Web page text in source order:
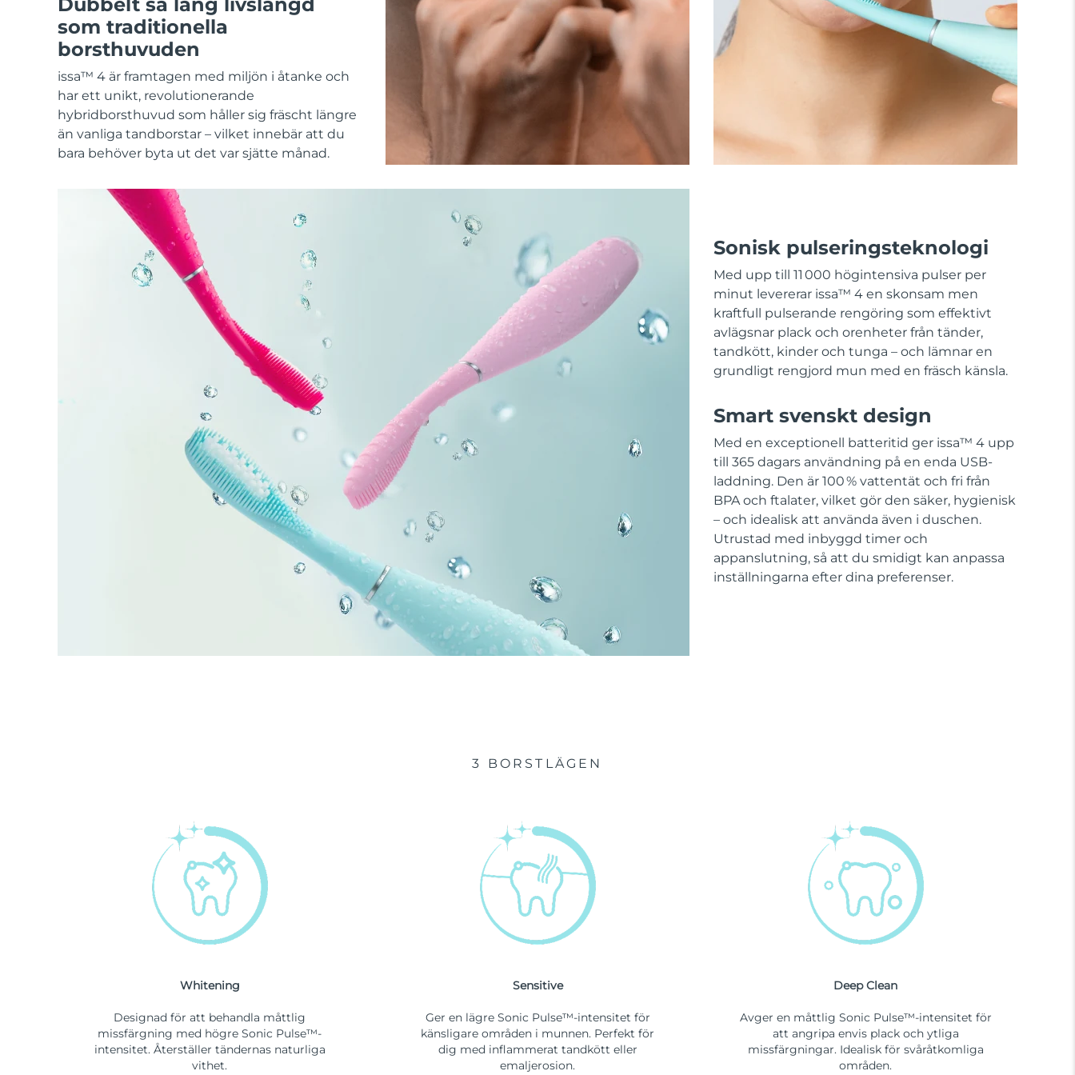
Dubbelt så lång livslängd
som traditionella
borsthuvuden
issa™ 4 är framtagen med miljön i åtanke och
har ett unikt, revolutionerande
hybridborsthuvud som håller sig fräscht längre
än vanliga tandborstar – vilket innebär att du
bara behöver byta ut det var sjätte månad.
Sonisk pulseringsteknologi
Med upp till 11 000 högintensiva pulser per
minut levererar issa™ 4 en skonsam men
kraftfull pulserande rengöring som effektivt
avlägsnar plack och orenheter från tänder,
tandkött, kinder och tunga – och lämnar en
grundligt rengjord mun med en fräsch känsla.
Smart svenskt design
Med en exceptionell batteritid ger issa™ 4 upp
till 365 dagars användning på en enda USB-
laddning. Den är 100 % vattentät och fri från
BPA och ftalater, vilket gör den säker, hygienisk
– och idealisk att använda även i duschen.
Utrustad med inbyggd timer och
appanslutning, så att du smidigt kan anpassa
inställningarna efter dina preferenser.
3 BORSTLÄGEN
Whitening
Designad för att behandla måttlig
missfärgning med högre Sonic Pulse™-
intensitet. Återställer tändernas naturliga
vithet.
Sensitive
Ger en lägre Sonic Pulse™-intensitet för
känsligare områden i munnen. Perfekt för
dig med inflammerat tandkött eller
emaljerosion.
Deep Clean
Avger en måttlig Sonic Pulse™-intensitet för
att angripa envis plack och ytliga
missfärgningar. Idealisk för svåråtkomliga
områden.
All acne treatment devices
All revitalizing eye massagers
KIWI™-hudvård
Advanced pore care essentials
Serum
For healthy hair
issa™ Teeth Whitening Gel
18% PAP
Kosmetika
Man
Handla allt